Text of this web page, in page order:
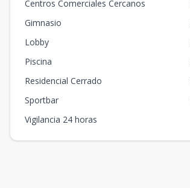
Centros Comerciales Cercanos
Gimnasio
Lobby
Piscina
Residencial Cerrado
Sportbar
Vigilancia 24 horas